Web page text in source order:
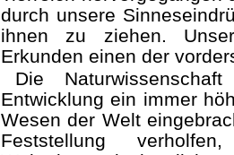
durch unsere
ihnen zu ziehen.
Erkunden einen der
Die
Entwicklung ein immer
Wesen der Welt
Feststellung